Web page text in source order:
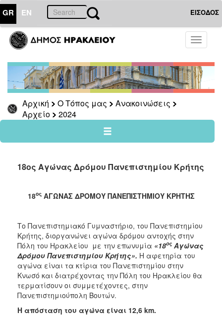
GR EN ΕΙΣΟΔΟΣ
Toggle
Αρχική Ο Τόπος μας
Ανακοινώσεις
Αρχείο
2024
ΤΟΠΟΣ
ΜΑΣ
Ανακοινώσεις
Αρχείο
2026
2025
2020
2017
2016
2015
2012
2011
18ος Αγώνας Δρόμου Πανεπιστημίου Κρήτης
18οςΑΓΩΝΑΣ ΔΡΟΜΟΥ ΠΑΝΕΠΙΣΤΗΜΙΟΥ ΚΡΗΤΗΣ
Το Πανεπιστημιακό Γυμναστήριο, του Πανεπιστημίου
Κρήτης, διοργανώνει αγώνα δρόμου αντοχής στην
Πόλη του Ηρακλείου με την επωνυμία «18ος Αγώνας
Δρόμου Πανεπιστημίου Κρήτης». Η αφετηρία του
αγώνα είναι τα κτίρια του Πανεπιστημίου στην
Κνωσό και διατρέχοντας την Πόλη του Ηρακλείου θα
τερματίσουν οι συμμετέχοντες, στην
Πανεπιστημιούπολη Βουτών.
Η απόσταση του αγώνα είναι 12,6 km.